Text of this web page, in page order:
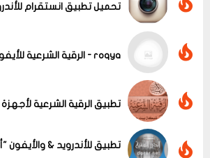
عرض الكل
تحميل تطبيق انستقرام
roqya - الرقية الشرعية للأيفون
تطبيق الرقية الشرعية لأجهزة
تطبيق للأندرويد & والأيفون